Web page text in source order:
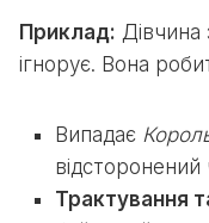
Приклад: Дівчина
ігнорує. Вона
Випадає
відсторонений
Трактування